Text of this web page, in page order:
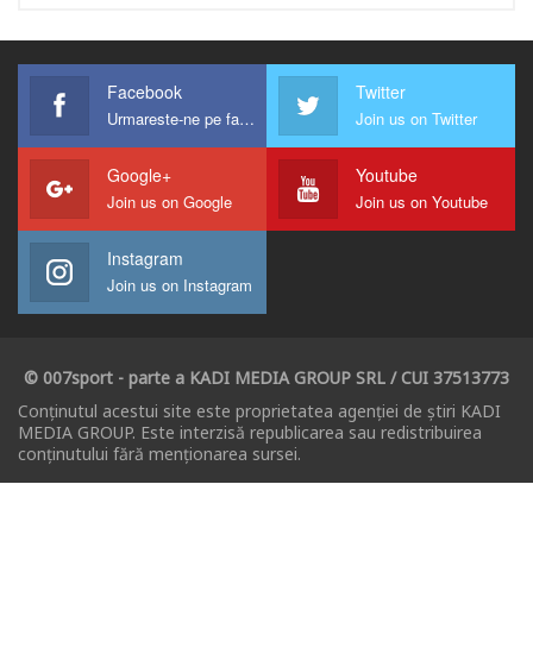
Facebook
Urmareste-ne pe facebook !
Twitter
Join us on Twitter
Google+
Join us on Google
Youtube
Join us on Youtube
Instagram
Join us on Instagram
© 007sport - parte a KADI MEDIA GROUP SRL / CUI 37513773
Conținutul acestui site este proprietatea agenției de știri KADI
MEDIA GROUP. Este interzisă republicarea sau redistribuirea
conținutului fără menționarea sursei.